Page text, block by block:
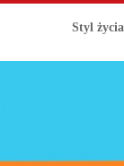
Styl życia